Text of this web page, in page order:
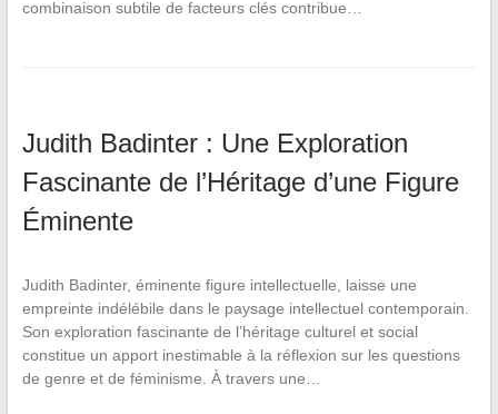
combinaison subtile de facteurs clés contribue…
Judith Badinter : Une Exploration
Fascinante de l’Héritage d’une Figure
Éminente
Judith Badinter, éminente figure intellectuelle, laisse une
empreinte indélébile dans le paysage intellectuel contemporain.
Son exploration fascinante de l’héritage culturel et social
constitue un apport inestimable à la réflexion sur les questions
de genre et de féminisme. À travers une…